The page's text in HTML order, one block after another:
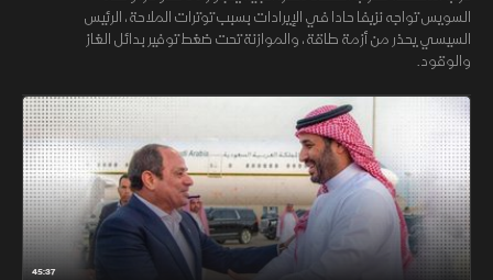
السويس تواجه نزيفا حادا في الإيرادات بسبب توترات الملاحة، الرئيس
السيسي يحذر من أزمة طاقة، والموازنة تحت ضغط توفير بدائل الغاز
والوقود.
45:37